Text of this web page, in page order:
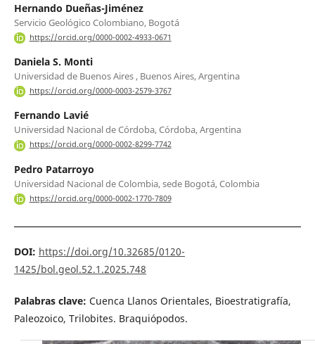
Hernando Dueñas-Jiménez
Servicio Geológico Colombiano, Bogotá
https://orcid.org/0000-0002-4933-0671
Daniela S. Monti
Universidad de Buenos Aires , Buenos Aires, Argentina
https://orcid.org/0000-0003-2579-3767
Fernando Lavié
Universidad Nacional de Córdoba, Córdoba, Argentina
https://orcid.org/0000-0002-8299-7742
Pedro Patarroyo
Universidad Nacional de Colombia, sede Bogotá, Colombia
https://orcid.org/0000-0002-1770-7809
DOI: https://doi.org/10.32685/0120-
1425/bol.geol.52.1.2025.748
Palabras clave: Cuenca Llanos Orientales, Bioestratigrafía,
Paleozoico, Trilobites. Braquiópodos.